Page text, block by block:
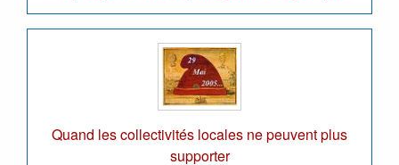
Quand les collectivités locales ne peuvent plus
supporter